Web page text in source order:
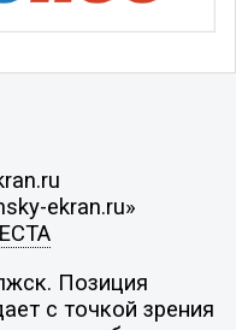
ekran.ru»
Позиция
с точкой зрения